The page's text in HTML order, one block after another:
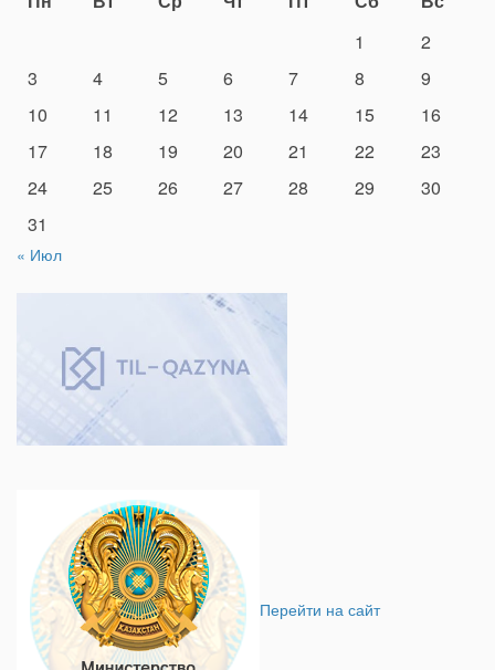
1
2
3
4 5 6 7 8
9
10
11 12 13 14 15
16
17
18 19 20 21 22
23
24
25 26 27 28 29
30
31
« Июл
Перейти на сайт